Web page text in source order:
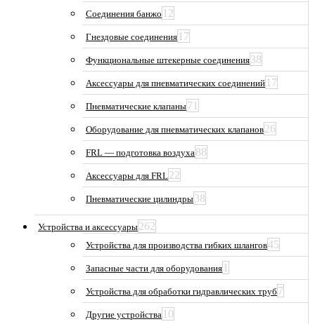
Соединения банжо 12
Гнездовые соединения 17
Функциональные штекерные соединения38
Аксессуары для пневматических соединений 17
Пневматические клапаны71
Оборудование для пневматических клапанов26
FRL — подготовка воздуха88
Аксессуары для FRL22
Пневматические цилиндры38
Устройства и аксессуары262
Устройства для производства гибких шлангов45
Запасные части для оборудования 1
Устройства для обработки гидравлических труб 7
Другие устройства 10